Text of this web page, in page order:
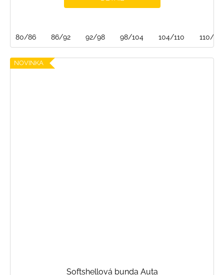
80/86 86/92 92/98 98/104 104/110 110/116
NOVINKA
Softshellová bunda Auta